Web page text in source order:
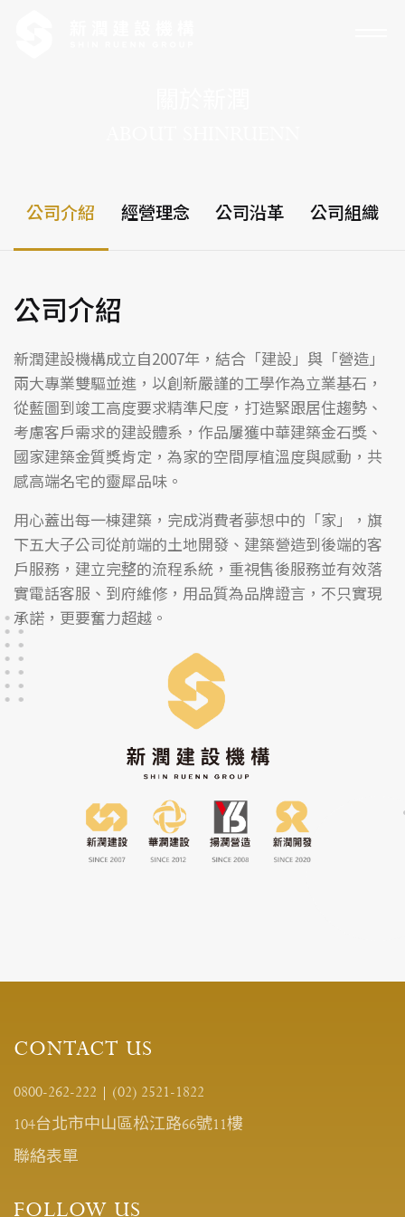
公司介紹 經營理念 公司沿革 公司組織
公司介紹
新潤建設機構成立自2007年，結合「建設」與「營造」
兩大專業雙驅並進，以創新嚴謹的工學作為立業基石，
從藍圖到竣工高度要求精準尺度，打造緊跟居住趨勢、
考慮客戶需求的建設體系，作品屢獲中華建築金石獎、
國家建築金質獎肯定，為家的空間厚植溫度與感動，共
感高端名宅的靈犀品味。
用心蓋出每一棟建築，完成消費者夢想中的「家」，旗
下五大子公司從前端的土地開發、建築營造到後端的客
戶服務，建立完整的流程系統，重視售後服務並有效落
實電話客服、到府維修，用品質為品牌證言，不只實現
承諾，更要奮力超越。
CONTACT US
0800-262-222 | (02) 2521-1822
104台北市中山區松江路66號11樓
聯絡表單
FOLLOW US